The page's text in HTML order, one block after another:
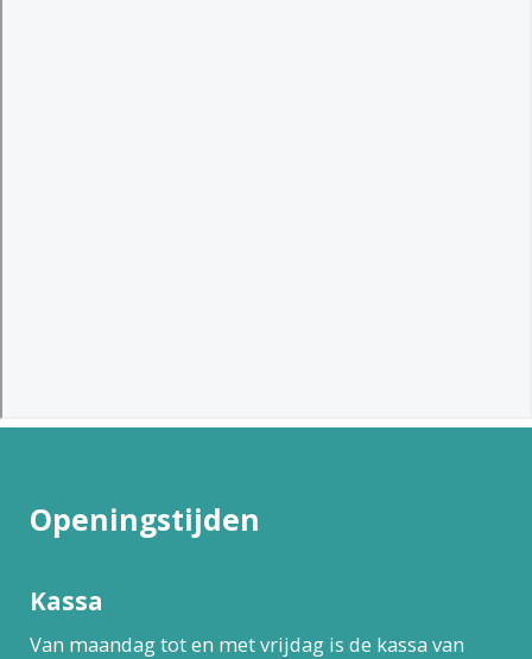
Openingstijden
Kassa
Van maandag tot en met vrijdag is de kassa van